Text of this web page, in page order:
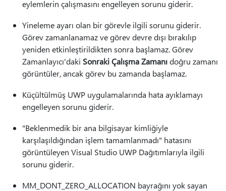
eylemlerin çalışmasını engelleyen sorunu giderir.
Yineleme ayarı olan bir görevle ilgili sorunu giderir.
Görev zamanlanamaz ve görev devre dışı bırakılıp
yeniden etkinleştirildikten sonra başlamaz. Görev
Zamanlayıcı'daki Sonraki Çalışma Zamanıdoğru zamanı
görüntüler, ancak görev bu zamanda başlamaz.
Küçültülmüş UWP uygulamalarında hata ayıklamayı
engelleyen sorunu giderir.
"Beklenmedik bir ana bilgisayar kimliğiyle
karşılaşıldığından işlem tamamlanmadı" hatasını
görüntüleyen Visual Studio UWP Dağıtımlarıyla ilgili
sorunu giderir.
MM_DONT_ZERO_ALLOCATION bayrağını yok sayan